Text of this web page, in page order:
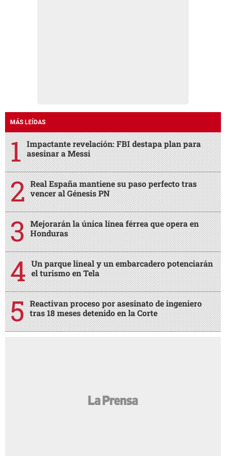
MÁS LEÍDAS
Impactante revelación: FBI destapa plan para
asesinar a Messi
Real España mantiene su paso perfecto tras
vencer al Génesis PN
Mejorarán la única línea férrea que opera en
Honduras
Un parque lineal y un embarcadero potenciarán
el turismo en Tela
Reactivan proceso por asesinato de ingeniero
tras 18 meses detenido en la Corte